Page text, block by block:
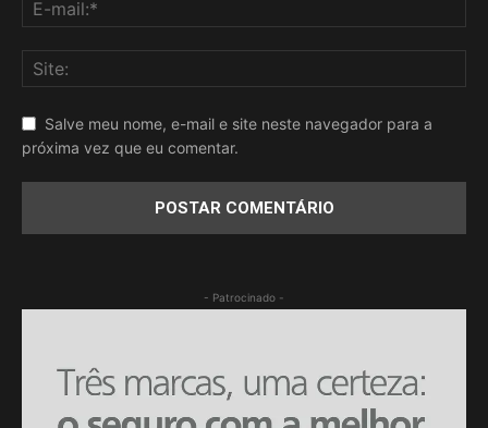
Salve meu nome, e-mail e site neste navegador para a
próxima vez que eu comentar.
- Patrocinado -